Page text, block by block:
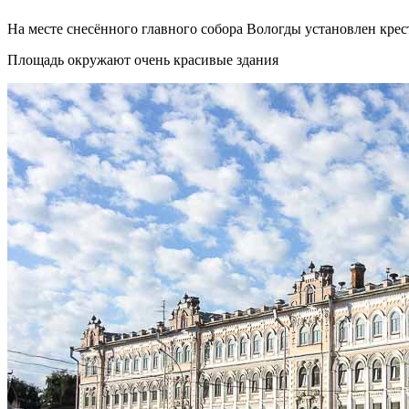
На месте снесённого главного собора Вологды установлен
Площадь окружают очень красивые здания